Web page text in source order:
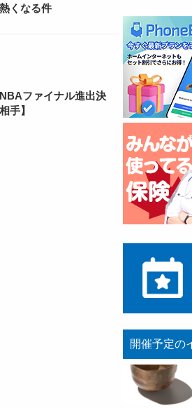
くなる件
ファイナル進出決
手】
開催予定の